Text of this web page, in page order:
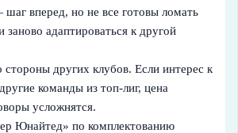
вперед, но не все готовы ломать
адаптироваться к другой
стороны других клубов. Если интерес к
команды из топ-лиг, цена
усложнятся.
Юнайтед» по комплектованию